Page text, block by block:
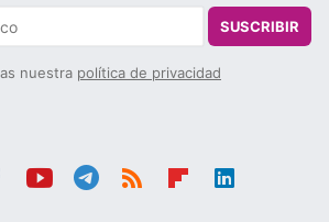
SUSCRIBIR
nuestra política de privacidad